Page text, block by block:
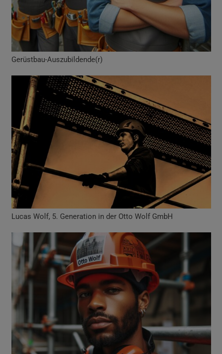
Gerüstbau-Auszubildende(r)
Lucas Wolf, 5. Generation in der Otto Wolf GmbH